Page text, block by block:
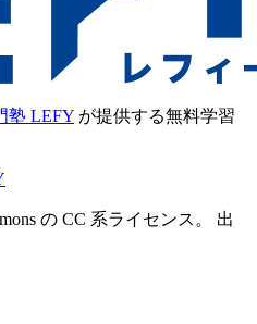
塾 LEFY が提供する無料学習
の CC 系ライセンス。 出